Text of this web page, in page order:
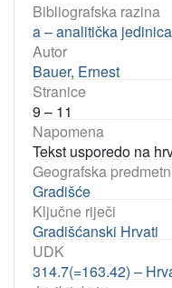
Bibliografska razina
a – analitička
Autor
Bauer, Ernest
Stranice
9 – 11
Napomena
Tekst usporedo na
Geografska
Gradišće
Ključne riječi
Gradišćanski Hrvati
UDK
314.7(=163.42) –